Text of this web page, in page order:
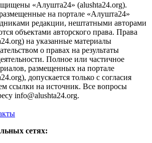
«Алушта24» (alushta24.org).
на портале «Алушта24»
редакции, нештатными авторами
объектами авторского права. Права
на указанные материалы
о правах на результаты
Полное или частичное
размещенных на портале
допускается только с согласия
ссылки на источник. Все вопросы
info@alushta24.org.
сетях: